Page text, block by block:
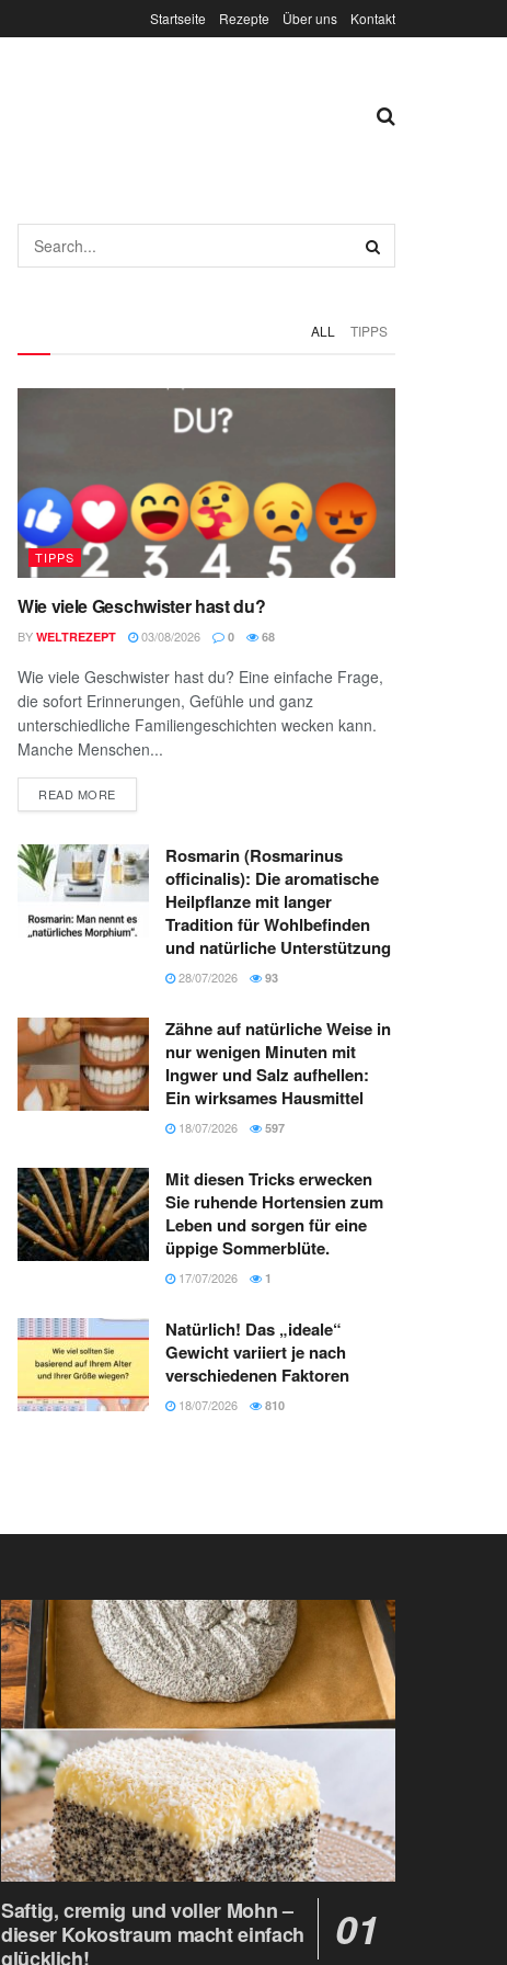
Startseite Rezepte Über uns Kontakt
ALL TIPPS
TIPPS
Wie viele Geschwister hast du?
BY WELTREZEPT 03/08/2026 0 68
Wie viele Geschwister hast du? Eine einfache Frage,
die sofort Erinnerungen, Gefühle und ganz
unterschiedliche Familiengeschichten wecken kann.
Manche Menschen...
READ MORE
Rosmarin (Rosmarinus
officinalis): Die aromatische
Heilpflanze mit langer
Tradition für Wohlbefinden
und natürliche Unterstützung
28/07/2026 93
Zähne auf natürliche Weise in
nur wenigen Minuten mit
Ingwer und Salz aufhellen:
Ein wirksames Hausmittel
18/07/2026 597
Mit diesen Tricks erwecken
Sie ruhende Hortensien zum
Leben und sorgen für eine
üppige Sommerblüte.
17/07/2026 1
Natürlich! Das „ideale“
Gewicht variiert je nach
verschiedenen Faktoren
18/07/2026 810
Saftig, cremig und voller Mohn –
dieser Kokostraum macht einfach
glücklich!